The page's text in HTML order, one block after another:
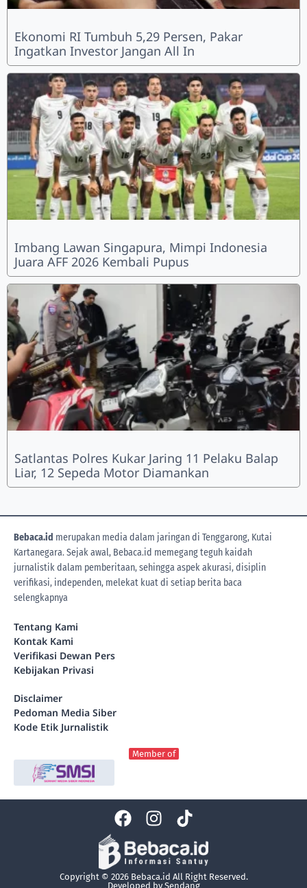
Ekonomi RI Tumbuh 5,29 Persen, Pakar
Ingatkan Investor Jangan All In
Imbang Lawan Singapura, Mimpi Indonesia
Juara AFF 2026 Kembali Pupus
Satlantas Polres Kukar Jaring 11 Pelaku Balap
Liar, 12 Sepeda Motor Diamankan
Bebaca.id merupakan media dalam jaringan di Tenggarong, Kutai
Kartanegara. Sejak awal, Bebaca.id memegang teguh kaidah
jurnalistik dalam pemberitaan, sehingga aspek akurasi, disiplin
verifikasi, independen, melekat kuat di setiap berita baca
selengkapnya
Tentang Kami
Kontak Kami
Verifikasi Dewan Pers
Kebijakan Privasi
Disclaimer
Pedoman Media Siber
Kode Etik Jurnalistik
Member of
Copyright © 2026 Bebaca.id All Right Reserved.
Developed by Sendang